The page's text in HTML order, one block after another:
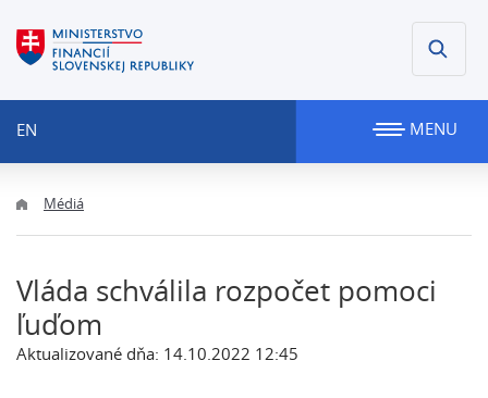
EN MENU
Médiá
Vláda schválila rozpočet pomoci
ľuďom
Aktualizované dňa: 14.10.2022 12:45